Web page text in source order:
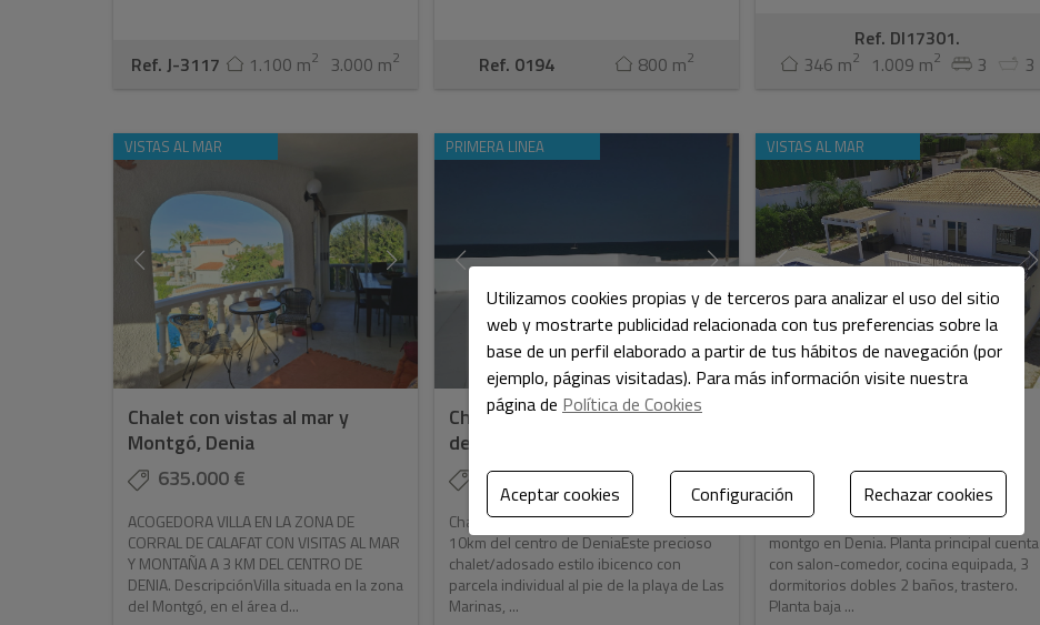
Ref. J-3117 1.100 m2 3.000 m2 Ref. 0194 800 m2
Ref. DI17301.
346 m2 1.009 m2 3 3
VISTAS AL MAR
Chalet con vistas al mar y
Montgó, Denia
635.000 €
ACOGEDORA VILLA EN LA ZONA DE
CORRAL DE CALAFAT CON VISITAS AL MAR
Y MONTAÑA A 3 KM DEL CENTRO DE
DENIA. DescripciónVilla situada en la zona
del Montgó, en el área d...
PRIMERA LINEA
Chalet/adosado primera linea
de playa a Denia
635.000 €
Chalet/adosado primera linea de playa
10km del centro de DeniaEste precioso
chalet/adosado estilo ibicenco con
parcela individual al pie de la playa de Las
Marinas, ...
VISTAS AL MAR
589.000 €
Se vende chalet con vistas al mar y
montgo en Denia. Planta principal cuenta
con salon-comedor, cocina equipada, 3
dormitorios dobles 2 baños, trastero.
Planta baja ...
Utilizamos cookies propias y de terceros para analizar el uso del sitio
web y mostrarte publicidad relacionada con tus preferencias sobre la
base de un perfil elaborado a partir de tus hábitos de navegación (por
ejemplo, páginas visitadas). Para más información visite nuestra
página de Política de Cookies
Aceptar cookies Configuración Rechazar cookies